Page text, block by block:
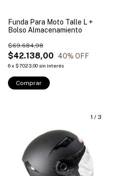
Funda Para Moto Talle L +
Bolso Almacenamiento
$42.138,00
$69.684,98
40% OFF
6x $7.023,00 sin interés
Comprar
1 / 3